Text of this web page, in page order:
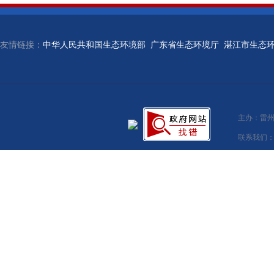
友情链接： 中华人民共和国生态环境部 广东省生态环境厅 湛江市生态
主办：雷
联系我们